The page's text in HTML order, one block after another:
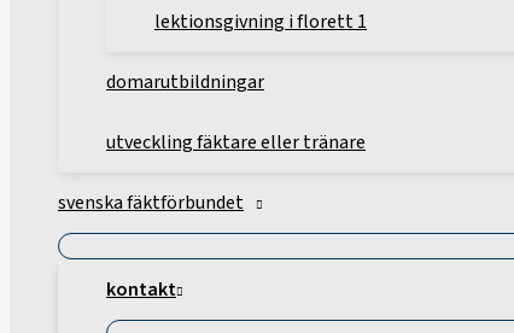
lektionsgivning i florett 1
domarutbildningar
utveckling fäktare eller tränare
svenska fäktförbundet
kontakt